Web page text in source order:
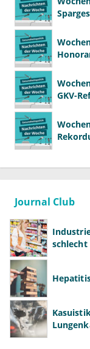
GKV-
Journal Club
schlecht